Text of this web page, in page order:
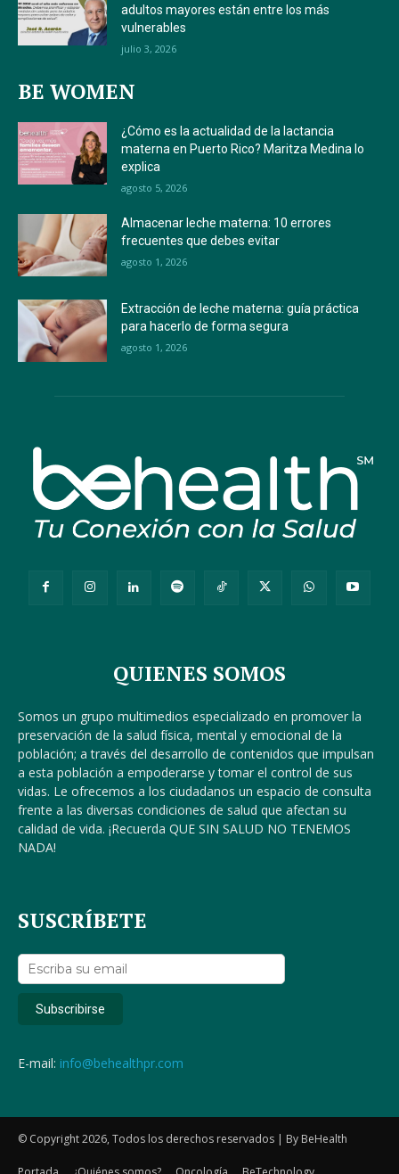
adultos mayores están entre los más
vulnerables
julio 3, 2026
BE WOMEN
¿Cómo es la actualidad de la lactancia
materna en Puerto Rico? Maritza Medina lo
explica
agosto 5, 2026
Almacenar leche materna: 10 errores
frecuentes que debes evitar
agosto 1, 2026
Extracción de leche materna: guía práctica
para hacerlo de forma segura
agosto 1, 2026
QUIENES SOMOS
Somos un grupo multimedios especializado en promover la
preservación de la salud física, mental y emocional de la
población; a través del desarrollo de contenidos que impulsan
a esta población a empoderarse y tomar el control de sus
vidas. Le ofrecemos a los ciudadanos un espacio de consulta
frente a las diversas condiciones de salud que afectan su
calidad de vida. ¡Recuerda QUE SIN SALUD NO TENEMOS
NADA!
SUSCRÍBETE
E-mail: info@behealthpr.com
© Copyright 2026, Todos los derechos reservados | By BeHealth